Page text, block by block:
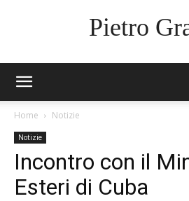
Pietro
Home Notizie
Notizie
Incontro con il
Esteri di Cuba